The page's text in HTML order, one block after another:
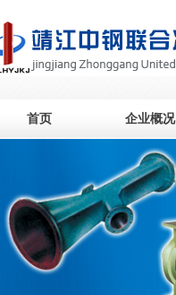
首页 企业概况